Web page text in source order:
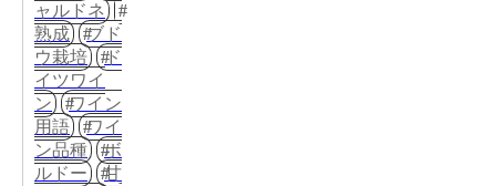
ャルドネ
熟成
ブド
ウ栽培
ド
イツワイ
ン
ワイン
用語
ワイ
ン品種
ボ
ルドー
甘